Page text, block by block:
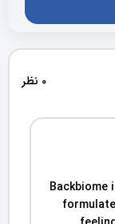
0 نظر
Backbiome